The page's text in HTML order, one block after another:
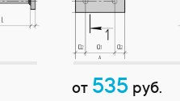
от 535 руб.